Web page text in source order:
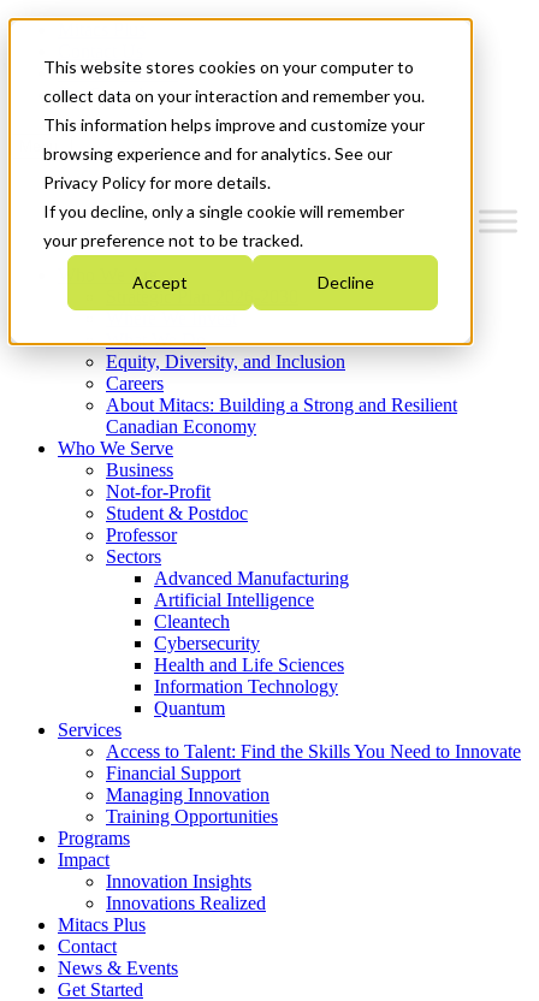
This website stores cookies on your computer to
collect data on your interaction and remember you.
This information helps improve and customize your
browsing experience and for analytics. See our
Privacy Policy for more details.
If you decline, only a single cookie will remember
your preference not to be tracked.
Accept Decline
News & Events
Get Started
Menu
Who We Are
Strategic Plan 2026-2030
What We Do
Equity, Diversity, and Inclusion
Careers
About Mitacs: Building a Strong and Resilient
Canadian Economy
Who We Serve
Business
Not-for-Profit
Student & Postdoc
Professor
Sectors
Advanced Manufacturing
Artificial Intelligence
Cleantech
Cybersecurity
Health and Life Sciences
Information Technology
Quantum
Services
Access to Talent: Find the Skills You Need to Innovate
Financial Support
Managing Innovation
Training Opportunities
Programs
Impact
Innovation Insights
Innovations Realized
Mitacs Plus
Contact
News & Events
Get Started